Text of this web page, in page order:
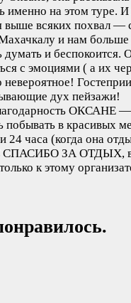
именно на этом туре.
выше всяких похвал —
и нам
думать и беспокоится.
с эмоциями ( а их
дух пейзажи!
ОКСАНЕ —
побывать в красивых
24 часа (когда она
ЗА ОТДЫХ,
к этому